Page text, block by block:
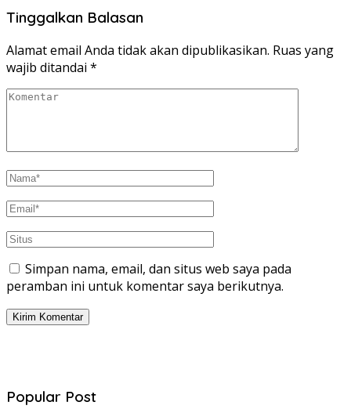
Tinggalkan Balasan
Alamat email Anda tidak akan dipublikasikan. Ruas yang
wajib ditandai *
Simpan nama, email, dan situs web saya pada
peramban ini untuk komentar saya berikutnya.
Popular Post